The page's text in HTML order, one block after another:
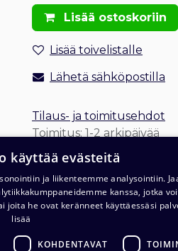
Lisää ostoskoriin
Lisää toivelistalle
Lähetä sähköpostilla
Tilaus- ja toimitusehdot
Toimitus: 1-2 arkipäivää
(ma-pe klo. 7-16)
käyttää evästeitä
ja liikenteemme analysointiin.
kanssa, jotka
he ovat keränneet käyttäessäsi
lisää
KOHDENTAVAT